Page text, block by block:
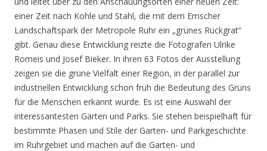
einer Zeit nach Kohle und Stahl, die mit dem Emscher
Landschaftspark der Metropole Ruhr ein „grünes Rückgrat“
gibt. Genau diese Entwicklung reizte die Fotografen Ulrike
Romeis und Josef Bieker. In ihren 63 Fotos der Ausstellung
zeigen sie die grüne Vielfalt einer Region, in der parallel zur
industriellen Entwicklung schon früh die Bedeutung des Grüns
für die Menschen erkannt wurde. Es ist eine Auswahl der
interessantesten Gärten und Parks. Sie stehen beispielhaft für
bestimmte Phasen und Stile der Garten- und Parkgeschichte
im Ruhrgebiet und machen auf die Garten- und